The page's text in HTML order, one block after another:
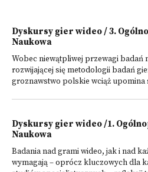
Dyskursy gier wideo / 3.
Naukowa
Wobec niewątpliwej przewagi badań
rozwijającej się metodologii badań
groznawstwo polskie wciąż upomina
Dyskursy gier wideo /1.
Naukowa
Badania nad grami wideo, jak i nad
wymagają – oprócz kluczowych dla